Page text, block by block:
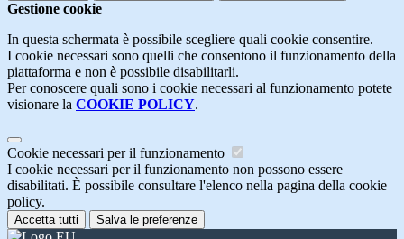
Gestione cookie
In questa schermata è possibile scegliere quali cookie consentire.
I cookie necessari sono quelli che consentono il funzionamento della
piattaforma e non è possibile disabilitarli.
Per conoscere quali sono i cookie necessari al funzionamento potete
visionare la COOKIE POLICY.
Cookie necessari per il funzionamento
I cookie necessari per il funzionamento non possono essere
disabilitati. È possibile consultare l'elenco nella pagina della cookie
policy.
Accetta tutti Salva le preferenze